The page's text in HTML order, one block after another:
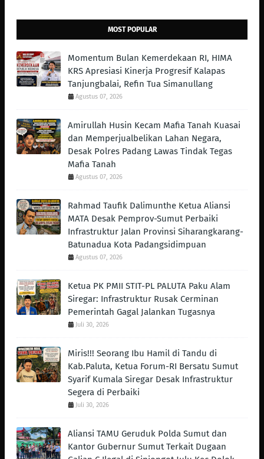
MOST POPULAR
Momentum Bulan Kemerdekaan RI, HIMA
KRS Apresiasi Kinerja Progresif Kalapas
Tanjungbalai, Refin Tua Simanullang
Agustus 07, 2026
Amirullah Husin Kecam Mafia Tanah Kuasai
dan Memperjualbelikan Lahan Negara,
Desak Polres Padang Lawas Tindak Tegas
Mafia Tanah
Agustus 07, 2026
Rahmad Taufik Dalimunthe Ketua Aliansi
MATA Desak Pemprov-Sumut Perbaiki
Infrastruktur Jalan Provinsi Siharangkarang-
Batunadua Kota Padangsidimpuan
Agustus 07, 2026
Ketua PK PMII STIT-PL PALUTA Paku Alam
Siregar: Infrastruktur Rusak Cerminan
Pemerintah Gagal Jalankan Tugasnya
Juli 30, 2026
Miris!!! Seorang Ibu Hamil di Tandu di
Kab.Paluta, Ketua Forum-RI Bersatu Sumut
Syarif Kumala Siregar Desak Infrastruktur
Segera di Perbaiki
Juli 30, 2026
Aliansi TAMU Geruduk Polda Sumut dan
Kantor Gubernur Sumut Terkait Dugaan